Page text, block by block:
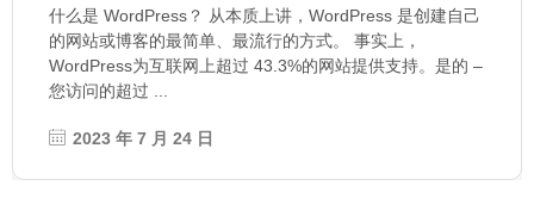
什么是 WordPress？ 从本质上讲，WordPress 是创建自己
的网站或博客的最简单、最流行的方式。 事实上，
WordPress为互联网上超过 43.3%的网站提供支持。是的 –
您访问的超过 ...
2023 年 7 月 24 日